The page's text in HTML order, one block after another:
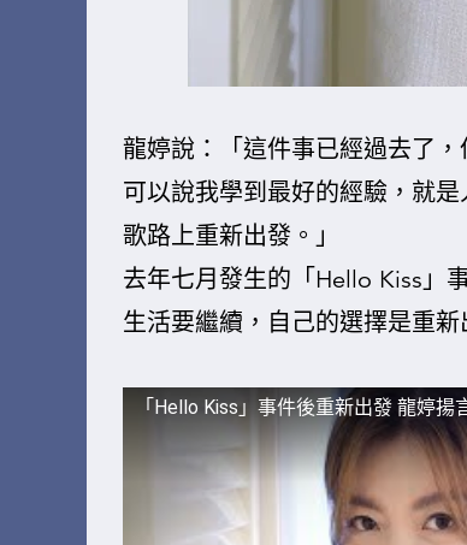
龍婷說：「這件事已經過去了
可以說我學到最好的經驗，就
歌路上重新出發。」
去年七月發生的「Hello Kiss」
生活要繼續，自己的選擇是重新
「Hello Kiss」事件後重新出發 龍婷